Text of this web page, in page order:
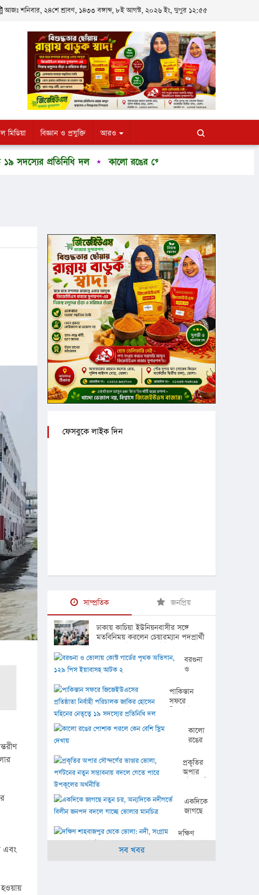
আজঃ শনিবার, ২৪শে শ্রাবণ, ১৪৩৩ বঙ্গাব্দ, ৮ই আগস্ট, ২০২৬ ইং, দুপুর ১২:৫৫
মিডিয়া বিজ্ঞান ও প্রযুক্তি আরও
প্রতিনিধি দল কালো রঙের পোশাক পরলে কেন বেশি স্লিম দেখায়
এবং
ফেসবুকে লাইক দিন
সাম্প্রতিক জনপ্রিয়
ঢাকায় কাচিয়া ইউনিয়নবাসীর সঙ্গে
মতবিনিময় করলেন চেয়ারম্যান পদপ্রার্থী
অ্যাডভোকেট মোহাম্মদ ইউসুফ
বরগুনা
ও
কোস্ট
গার্ডের
পৃথক
১২৯
পিস
ইয়াবাসহ
পাকিস্তান
সফরে
জিজেইউএসের
পরিচালক
মহিনের
নেতৃত্বে ১৯
সদস্যের
কালো
রঙের
পরলে
কেন
বেশি
দেখায়
প্রকৃতির
অপার
সৌন্দর্যের
ভোলা,
পর্যটনের
সম্ভাবনায়
বদলে
একদিকে
জাগছে
চর,
অন্যদিকে
দক্ষিণ
শাহবাজপুর
সব খবর